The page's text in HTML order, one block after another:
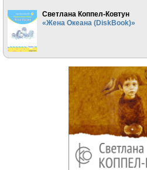
Светлана Коппел-Ковтун
«Жена Океана (DiskBook)»